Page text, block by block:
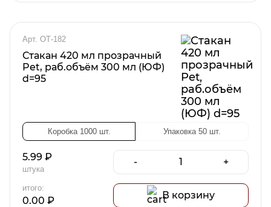
Арт. ОТ-182
Стакан 420 мл прозрачный
Pet, раб.объём 300 мл (ЮФ)
d=95
Коробка 1000 шт. Упаковка 50 шт.
5.99 ₽
штука
- +
итого:
0.00 ₽ В корзину